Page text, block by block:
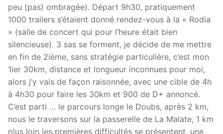
peu (pas) ombragée). Départ 9h30, pratiquement
1000 trailers s’étaient donné rendez-vous à la « Rodia
» (salle de concert qui pour l’heure était bien
silencieuse). 3 sas se forment, je décide de me mettre
en fin de 2ième, sans stratégie particulière, c’est mon
1ier 30km, distance et longueur inconnues pour moi,
alors j’y vais de façon raisonnée, avec une cible de 4h
à 4h30 pour faire les 30km et 900 de D+ annoncé.
C’est parti … le parcours longe le Doubs, après 2 km,
nous le traversons sur la passerelle de La Malate, 1 km
plus loin les premières difficultés se présentent, une